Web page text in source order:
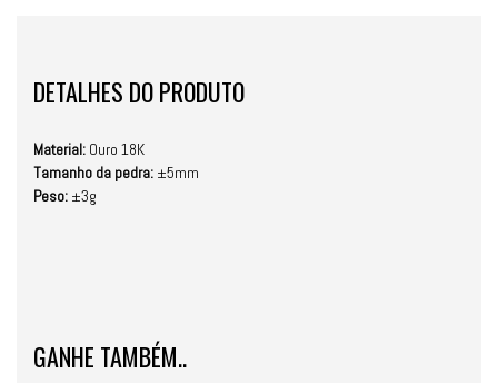
DETALHES DO PRODUTO
Material: Ouro 18K
Tamanho da pedra: ±5mm
Peso: ±3g
GANHE TAMBÉM..